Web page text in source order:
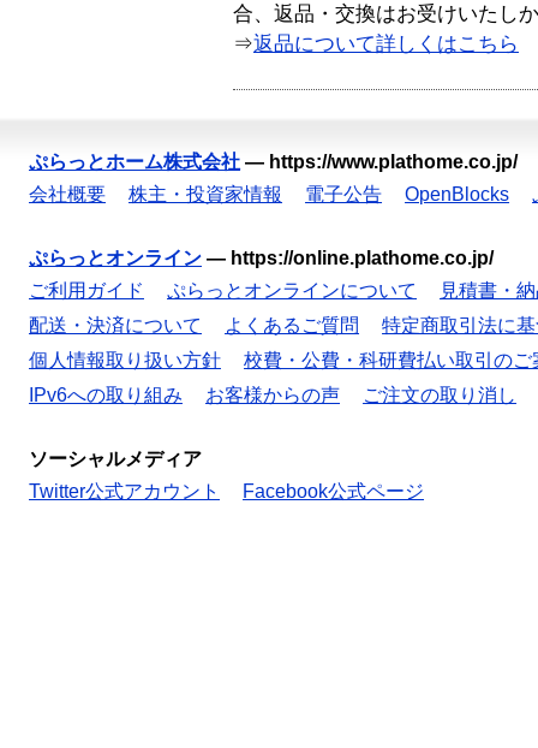
合、返品・交換はお受けいたし
⇒返品について詳しくはこちら
ぷらっとホーム株式会社 — https://www.plathome.co.jp/
会社概要
株主・投資家情報 電子公告 OpenBlocks
ぷらっとオンライン — https://online.plathome.co.jp/
ご利用ガイド
ぷらっとオンラインについて
見積書・
配送・決済について
よくあるご質問
特定商取引法に
個人情報取り扱い方針
校費・公費・科研費払い取引のご
IPv6への取り組み
お客様からの声 ご注文の取り消し
ソーシャルメディア
Twitter公式アカウント
Facebook公式ページ